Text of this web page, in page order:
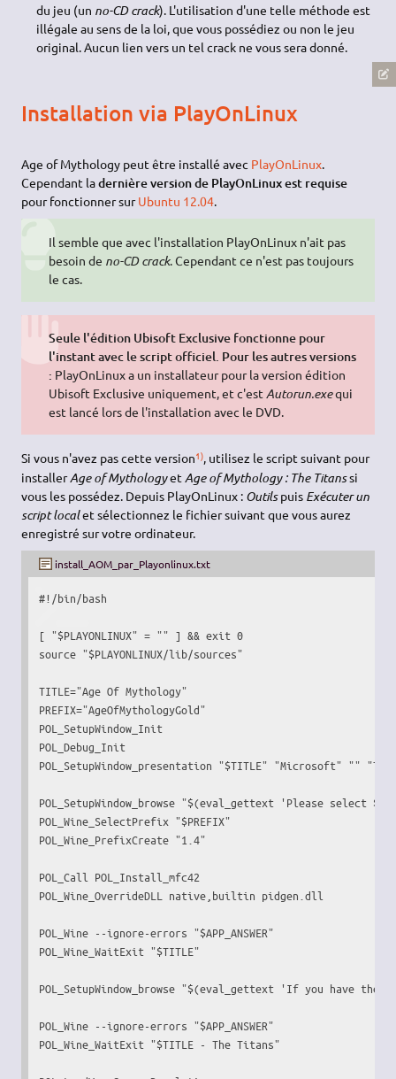
du jeu (un no-CD crack). L'utilisation d'une telle méthode est
illégale au sens de la loi, que vous possédiez ou non le jeu
original. Aucun lien vers un tel crack ne vous sera donné.
Installation via PlayOnLinux
Age of Mythology peut être installé avec PlayOnLinux.
Cependant ladernière version de PlayOnLinux est requise
pour fonctionner surUbuntu 12.04.
Il semble que avec l'installation PlayOnLinux n'ait pas
besoin de no-CD crack. Cependant ce n'est pas toujours
le cas.
Seule l'édition Ubisoft Exclusive fonctionne pour
l'instant avec le script officiel. Pour les autres versions
: PlayOnLinux a un installateur pour la version édition
Ubisoft Exclusive uniquement, et c'est Autorun.exequi
est lancé lors de l'installation avec le DVD.
Si vous n'avez pas cette version1), utilisez le script suivant pour
installerAge of Mythologyet Age of Mythology : The Titanssi
vous les possédez. Depuis PlayOnLinux : Outilspuis Exécuter un
script localet sélectionnez le fichier suivant que vous aurez
enregistré sur votre ordinateur.
install_AOM_par_Playonlinux.txt
#!/bin/bash
[ "$PLAYONLINUX" = "" ] && exit 0
source "$PLAYONLINUX/lib/sources"
TITLE="Age Of Mythology"
PREFIX="AgeOfMythologyGold"
POL_SetupWindow_Init
POL_Debug_Init
POL_SetupWindow_presentation "$TITLE" "Microsoft" ""
POL_SetupWindow_browse "$(eval_gettext 'Please select
POL_Wine_SelectPrefix "$PREFIX"
POL_Wine_PrefixCreate "1.4"
POL_Call POL_Install_mfc42
POL_Wine_OverrideDLL native, builtin pidgen.dll
POL_Wine --ignore-errors "$APP_ANSWER"
POL_Wine_WaitExit "$TITLE"
POL_SetupWindow_browse "$(eval_gettext 'If you have the
POL_Wine --ignore-errors "$APP_ANSWER"
POL_Wine_WaitExit "$TITLE - The Titans"